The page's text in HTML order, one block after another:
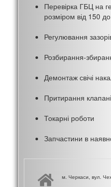
Перевірка ГБЦ на
розміром від 150
Регулювання
Розбирання-
Демонтаж свічі
Притирання
Токарні роботи
Запчастини в
м. Черкаси, вул.